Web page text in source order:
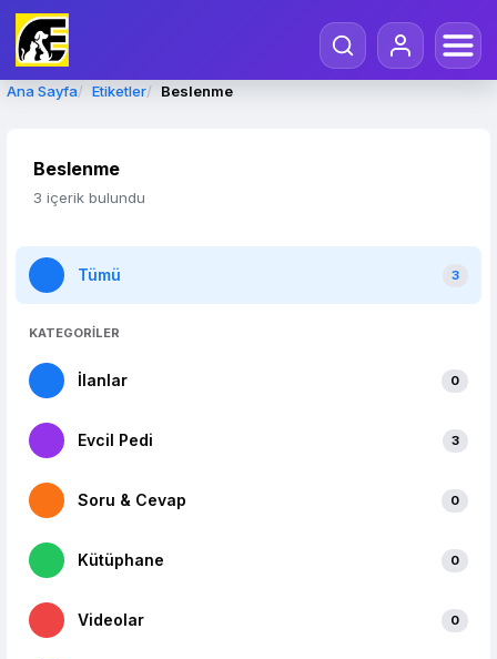
Ana Sayfa Etiketler Beslenme
Beslenme
3 içerik bulundu
Tümü 3
KATEGORİLER
İlanlar 0
Evcil Pedi 3
Soru & Cevap 0
Kütüphane 0
Videolar 0